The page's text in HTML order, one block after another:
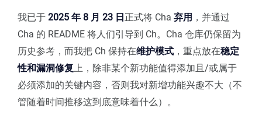
我已于 2025 年 8 月 23 日 正式将 Cha 弃用 ，并通过
Cha 的 README 将人们引导到 Ch。Cha 仓库仍保留为
历史参考，而我把 Ch 保持在维护模式 ，重点放在稳定
性和漏洞修复上，除非某个新功能值得添加且/或属于
必须添加的关键内容，否则我对新增功能兴趣不大（不
管随着时间推移这到底意味着什么）。